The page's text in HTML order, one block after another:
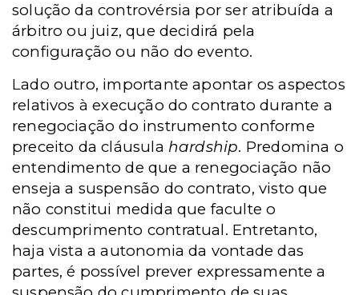
solução da controvérsia por ser atribuída a
árbitro ou juiz, que decidirá pela
configuração ou não do evento.
Lado outro, importante apontar os aspectos
relativos à execução do contrato durante a
renegociação do instrumento conforme
preceito da cláusula hardship. Predomina o
entendimento de que a renegociação não
enseja a suspensão do contrato, visto que
não constitui medida que faculte o
descumprimento contratual. Entretanto,
haja vista a autonomia da vontade das
partes, é possível prever expressamente a